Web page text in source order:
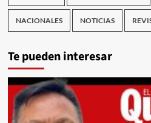
NACIONALES NOTICIAS
Te pueden interesar